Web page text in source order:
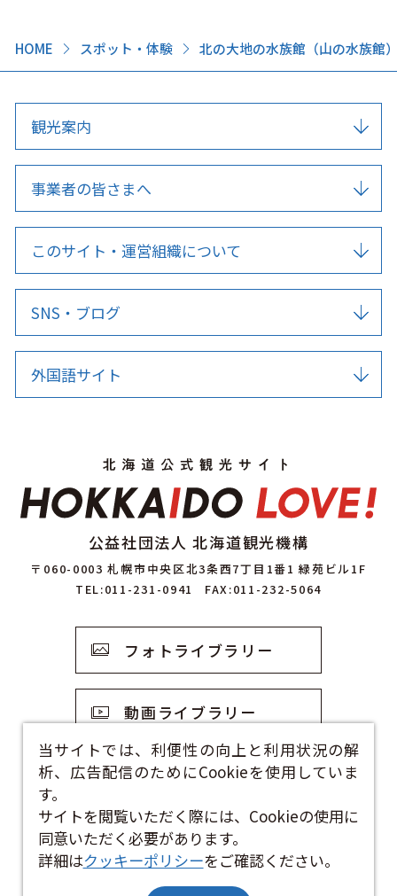
HOME スポット・体験 北の大地の水族館（山の水族館
観光案内
事業者の皆さまへ
このサイト・運営組織について
SNS・ブログ
外国語サイト
公益社団法人 北海道観光機構
〒060-0003 札幌市中央区北3条西7丁目1番1 緑苑ビル1F
TEL:011-231-0941
FAX:011-232-5064
フォトライブラリー
動画ライブラリー
観光資料
お問い合わせフォーム
当サイトでは、利便性の向上と利用状況の解
析、広告配信のためにCookieを使用していま
す。
サイトを閲覧いただく際には、Cookieの使用に
同意いただく必要があります。
詳細はクッキーポリシーをご確認ください。